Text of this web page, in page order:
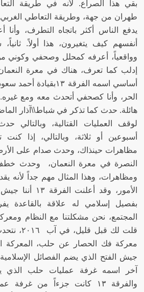
بقي هذا الصراع. لأنه في طريقة
طهران من جهة، وطريقة التعاطي
يدفع الناس أكثر باتجاه التطرف،
أنفسهم كيف يتغيرون، هذا أولاً.
وواقعياً، أعرفه كمحلل وصحفي وكوني
إدلب كما تعرف، هناك في معرة
أساسي اسمه الفرقة
الحر، وأنا كصحفي أتحدث معه ومع غيره.
هائلة. حدث كما تذكر في شباط\\ آذار
لوقف العمليات القتالية، وبالتالي
أسبوعين أو ثلاثة، وبالتالي، إذا
النصرة في معرة النعمان، وحدث
ومظاهرات، وهذا المثال مهم جداً لأنه
الأمور، وقد
بفصيل إسلامي له علاقة بالقاعدة
المجتمع، نحن مشكلتنا مع النظام
قلت لك قبل
معركة فك الحصار عن حلب، المعركة
جيش الفتح الذي يضم الفصائل
آخر اسمه غرفة عمليات حلب الذي
والفرقة ١٣ كانت جزءاً من